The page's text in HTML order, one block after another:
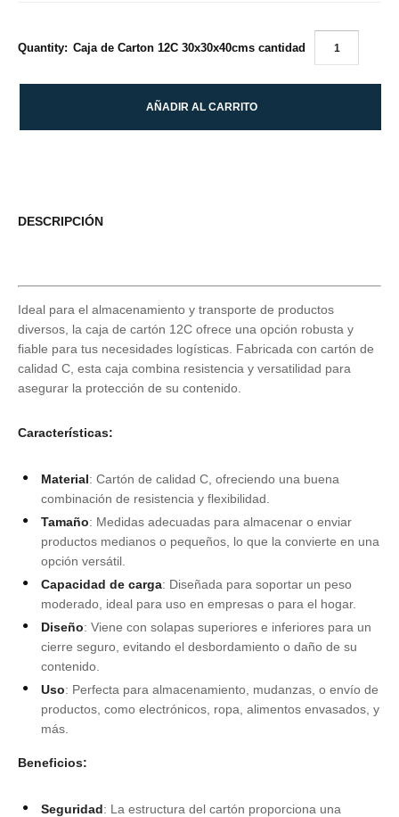
Quantity: Caja de Carton 12C 30x30x40cms cantidad
AÑADIR AL CARRITO
DESCRIPCIÓN
Ideal para el almacenamiento y transporte de productos
diversos, la caja de cartón 12C ofrece una opción robusta y
fiable para tus necesidades logísticas. Fabricada con cartón de
calidad C, esta caja combina resistencia y versatilidad para
asegurar la protección de su contenido.
Características:
Material: Cartón de calidad C, ofreciendo una buena
combinación de resistencia y flexibilidad.
Tamaño: Medidas adecuadas para almacenar o enviar
productos medianos o pequeños, lo que la convierte en una
opción versátil.
Capacidad de carga: Diseñada para soportar un peso
moderado, ideal para uso en empresas o para el hogar.
Diseño: Viene con solapas superiores e inferiores para un
cierre seguro, evitando el desbordamiento o daño de su
contenido.
Uso: Perfecta para almacenamiento, mudanzas, o envío de
productos, como electrónicos, ropa, alimentos envasados, y
más.
Beneficios:
Seguridad: La estructura del cartón proporciona una